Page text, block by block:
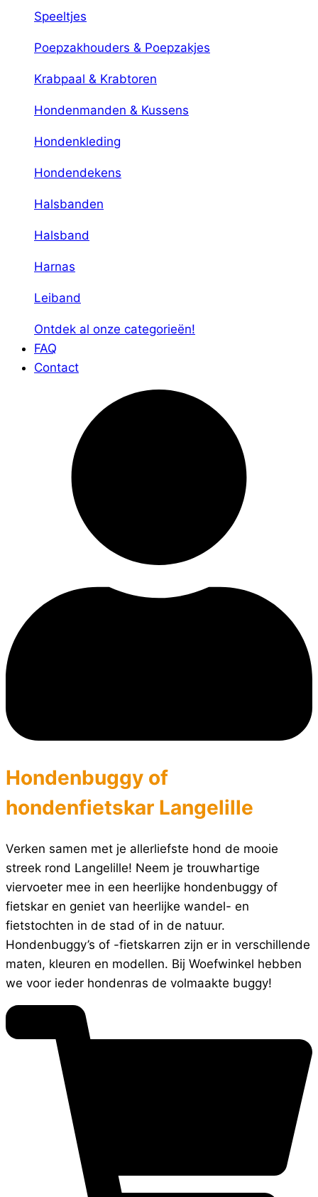
Speeltjes
Poepzakhouders & Poepzakjes
Krabpaal & Krabtoren
Hondenmanden & Kussens
Hondenkleding
Hondendekens
Halsbanden
Halsband
Harnas
Leiband
Ontdek al onze categorieën!
FAQ
Contact
Hondenbuggy of
hondenfietskar Langelille
Verken samen met je allerliefste hond de mooie
streek rond Langelille! Neem je trouwhartige
viervoeter mee in een heerlijke hondenbuggy of
fietskar en geniet van heerlijke wandel- en
fietstochten in de stad of in de natuur.
Hondenbuggy’s of -fietskarren zijn er in verschillende
maten, kleuren en modellen. Bij Woefwinkel hebben
we voor ieder hondenras de volmaakte buggy!